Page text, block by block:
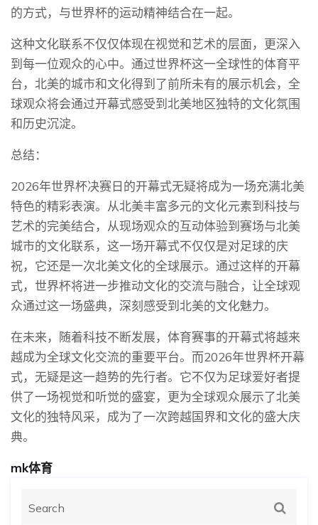
的方式，与世界杯的运动精神结合在一起。
这种文化联系不仅仅体现在视觉和艺术的层面，更深入
到每一位观众的心中。通过世界杯这一全球性的体育平
台，北美的城市和文化得到了前所未有的展示机会，全
球观众将会通过开幕式感受到北美地区独特的文化氛围
和历史沉淀。
总结：
2026年世界杯决赛日的开幕式无疑将成为一场充满北美
特色的精彩表演。从北美丰富多元的文化元素到科技与
艺术的完美结合，从现场观众的互动体验到赛场与北美
城市的文化联系，这一场开幕式不仅仅是对足球的庆
祝，它还是一次北美文化的全球展示。通过这样的开幕
式，世界杯将进一步推动文化的交流与融合，让全球观
众通过这一场盛典，深刻感受到北美的文化魅力。
在未来，随着科技不断发展，体育赛事的开幕式将越来
越成为全球文化交流的重要平台。而2026年世界杯开幕
式，无疑是这一趋势的先行者。它不仅为足球爱好者提
供了一场视觉和听觉的盛宴，更为全球观众展示了北美
文化的独特风采，成为了一次跨越国界和文化的盛大庆
典。
mk体育